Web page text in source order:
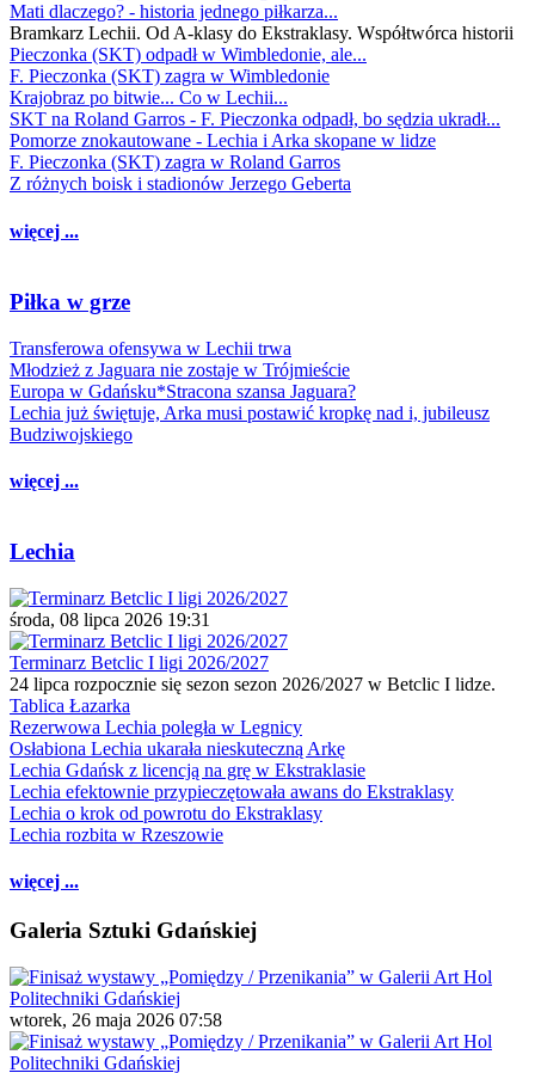
Mati dlaczego? - historia jednego piłkarza...
Bramkarz Lechii. Od A-klasy do Ekstraklasy. Współtwórca historii
Pieczonka (SKT) odpadł w Wimbledonie, ale...
F. Pieczonka (SKT) zagra w Wimbledonie
Krajobraz po bitwie... Co w Lechii...
SKT na Roland Garros - F. Pieczonka odpadł, bo sędzia ukradł...
Pomorze znokautowane - Lechia i Arka skopane w lidze
F. Pieczonka (SKT) zagra w Roland Garros
Z różnych boisk i stadionów Jerzego Geberta
więcej ...
Piłka w grze
Transferowa ofensywa w Lechii trwa
Młodzież z Jaguara nie zostaje w Trójmieście
Europa w Gdańsku*Stracona szansa Jaguara?
Lechia już świętuje, Arka musi postawić kropkę nad i, jubileusz
Budziwojskiego
więcej ...
Lechia
środa, 08 lipca 2026 19:31
Terminarz Betclic I ligi 2026/2027
24 lipca rozpocznie się sezon sezon 2026/2027 w Betclic I lidze.
Tablica Łazarka
Rezerwowa Lechia poległa w Legnicy
Osłabiona Lechia ukarała nieskuteczną Arkę
Lechia Gdańsk z licencją na grę w Ekstraklasie
Lechia efektownie przypieczętowała awans do Ekstraklasy
Lechia o krok od powrotu do Ekstraklasy
Lechia rozbita w Rzeszowie
więcej ...
Galeria Sztuki Gdańskiej
wtorek, 26 maja 2026 07:58